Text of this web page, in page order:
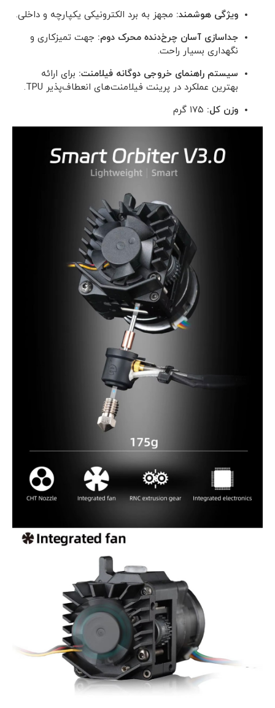
ویژگی هوشمند: مجهز به برد الکترونیکی یکپارچه و داخلی.
جداسازی آسان چرخ‌دنده محرک دوم: جهت تمیزکاری و
نگهداری بسیار راحت.
سیستم راهنمای خروجی دوگانه فیلامنت: برای ارائه
بهترین عملکرد در پرینت فیلامنت‌های انعطاف‌پذیر TPU.
وزن کل: